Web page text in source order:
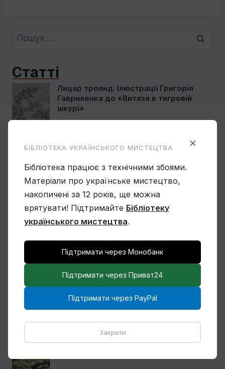
Пошук:
Статті
Лицар троянд. Ілюстрації Григорія
Гавриленка до «Витязя в тигровій
шкурі»
Сімона Корбіо. Мистецтво України
Василь Овчинников. Спогад про
Мексику
Ще один учень Нарбута і його
«Енеїда»
Чому Віктор Замирайло український
×
БІБЛІОТЕКА УКРАЇНСЬКОГО МИСТЕЦТВА
Бібліотека працює з технічними збоями.
Матеріали про українське мистецтво,
накопичені за 12 років, ще можна
врятувати! Підтримайте Бібліотеку
українського мистецтва.
Підтримати через Монобанк
Підтримати через Приват24
Підтримати через PayPal
Закрити